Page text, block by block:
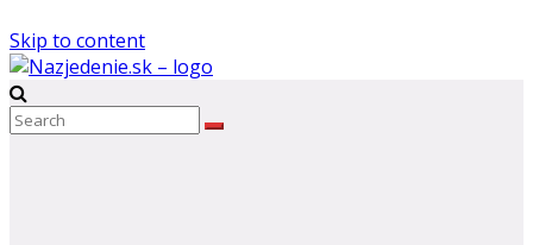
Skip to content